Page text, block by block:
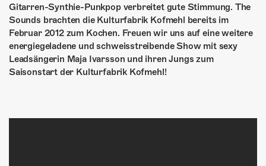
Gitarren-Synthie-Punkpop verbreitet gute Stimmung. The
Sounds brachten die Kulturfabrik Kofmehl bereits im
Februar 2012 zum Kochen. Freuen wir uns auf eine weitere
energiegeladene und schweisstreibende Show mit sexy
Leadsängerin Maja Ivarsson und ihren Jungs zum
Saisonstart der Kulturfabrik Kofmehl!